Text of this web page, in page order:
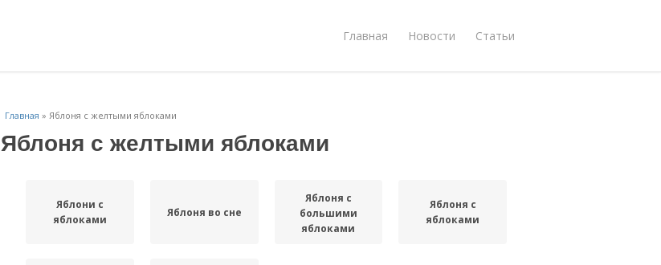
Главная Новости Статьи
Главная » Яблоня с желтыми яблоками
Яблоня с желтыми яблоками
Яблони с
яблоками
Яблоня во сне
Яблоня с
большими
яблоками
Яблоня с
яблоками